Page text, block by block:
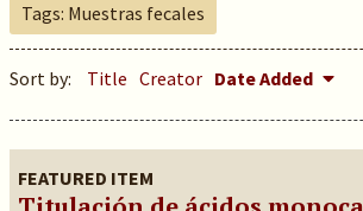
Tags: Muestras fecales
Sort by: Title Creator Date Added
FEATURED ITEM